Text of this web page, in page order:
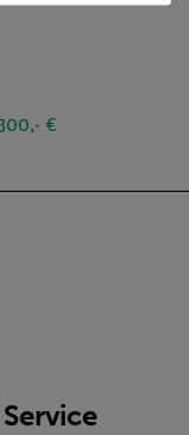
€
Service